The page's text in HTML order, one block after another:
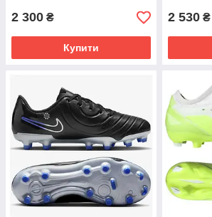
2 300 ₴
Купити
2 530 ₴